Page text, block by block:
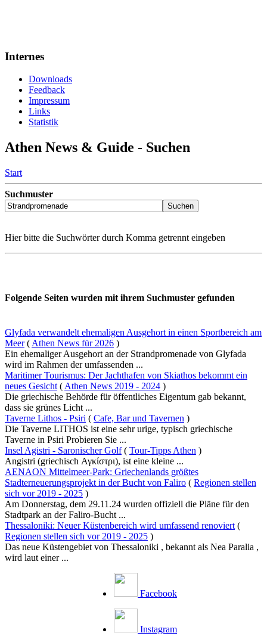
Internes
Downloads
Feedback
Impressum
Links
Statistik
Athen News & Guide - Suchen
Start
Suchmuster
Hier bitte die Suchwörter durch Komma getrennt eingeben
Folgende Seiten wurden mit ihrem Suchmuster gefunden
Glyfada verwandelt ehemaligen Ausgehort in einen Sportbereich am
Meer( Athen News für 2026 )
Ein ehemaliger Ausgehort an der Strandpromenade von Glyfada
wird im Rahmen der umfassenden ...
Maritimer Tourismus: Der Jachthafen von Skiathos bekommt ein
neues Gesicht ( Athen News 2019 - 2024 )
Die griechische Behörde für öffentliches Eigentum gab bekannt,
dass sie grünes Licht ...
Taverne Lithos - Psiri ( Cafe, Bar und Tavernen )
Die Taverne LITHOS ist eine sehr urige, typisch griechische
Taverne in Psiri Probieren Sie ...
Insel Agistri - Saronischer Golf( Tour-Tipps Athen )
Angistri (griechisch Αγκίστρι), ist eine kleine ...
AENAON Mittelmeer-Park: Griechenlands größtes
Stadterneuerungsprojekt in der Bucht von Faliro ( Regionen stellen
sich vor 2019 - 2025 )
Am Donnerstag, dem 29.11.24 wurden offiziell die Pläne für den
Stadtpark an der Faliro-Bucht ...
Thessaloniki: Neuer Küstenbereich wird umfassend renoviert (
Regionen stellen sich vor 2019 - 2025 )
Das neue Küstengebiet von Thessaloniki , bekannt als Nea Paralia ,
wird laut einer ...
Facebook
Instagram